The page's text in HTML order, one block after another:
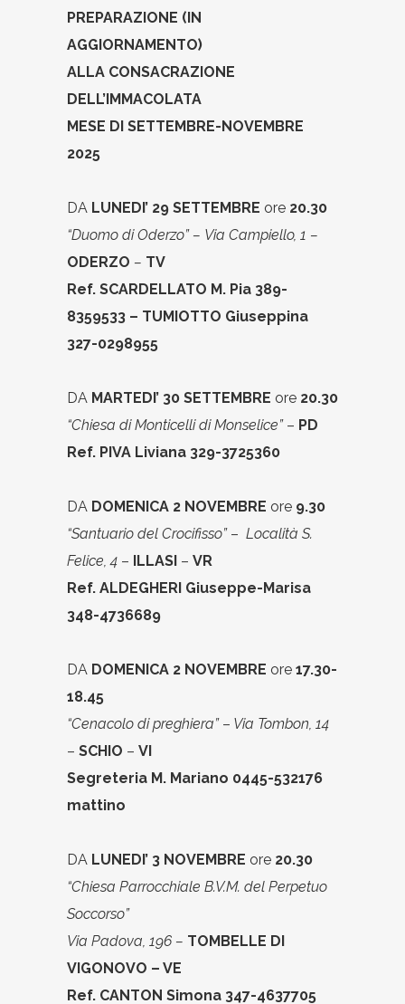
PREPARAZIONE (IN
AGGIORNAMENTO)
ALLA CONSACRAZIONE
DELL’IMMACOLATA
MESE DI SETTEMBRE-NOVEMBRE
2025 ­
DA LUNEDI’ 29 SETTEMBRE ore 20.30
“Duomo di Oderzo” – Via Campiello, 1 –
ODERZO – TV
Ref. SCARDELLATO M. Pia 389-
8359533 – TUMIOTTO Giuseppina
327-0298955
DA MARTEDI’ 30 SETTEMBRE ore 20.30
“Chiesa di Monticelli di Monselice”– PD
Ref. PIVA Liviana 329-3725360
DA DOMENICA 2 NOVEMBRE ore 9.30
“Santuario del Crocifisso”– Località S.
Felice, 4 – ILLASI – VR
Ref. ALDEGHERI Giuseppe-Marisa
348-4736689
DA DOMENICA 2 NOVEMBRE ore 17.30-
18.45
“Cenacolo di preghiera”– Via Tombon, 14
– SCHIO – VI
Segreteria M. Mariano 0445-532176
mattino
DA LUNEDI’ 3 NOVEMBRE ore 20.30
“Chiesa Parrocchiale B.V.M. del Perpetuo
Soccorso”
Via Padova, 196 – TOMBELLE DI
VIGONOVO – VE
Ref. CANTON Simona 347-4637705